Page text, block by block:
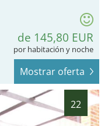
de 145,80 EUR
por habitación y noche
Mostrar oferta
22